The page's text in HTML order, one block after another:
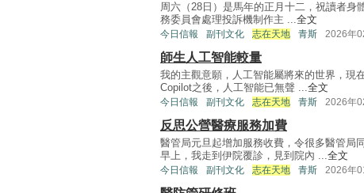
周六（28日）是馬年的正月十二，祝讀者身
務委員會處理投訴機制作主 ...全文
今日信報 副刊文化 志在天地 青斯 2026年
師生人工智能較量
我的主觀意願，人工智能屬將來的世界，現
Copilot之後，人工智能已無聲 ...全文
今日信報 副刊文化 志在天地 青斯 2026年
反思公營醫療服務加費
醫管局元旦起增加服務收費，令很多醫管局
早上，我走到伊院覆診，見到院內 ...全文
今日信報 副刊文化 志在天地 青斯 2026年